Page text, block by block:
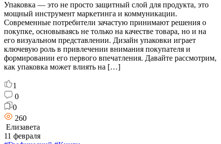
Упаковка — это не просто защитный слой для продукта, это
мощный инструмент маркетинга и коммуникации.
Современные потребители зачастую принимают решения о
покупке, основываясь не только на качестве товара, но и на
его визуальном представлении. Дизайн упаковки играет
ключевую роль в привлечении внимания покупателя и
формировании его первого впечатления. Давайте рассмотрим,
как упаковка может влиять на […]
1
0
0
260
Елизавета
11 февраля